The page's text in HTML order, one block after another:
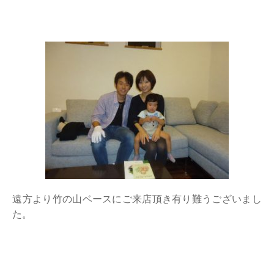
遠方より竹の山ベースにご来店頂き有り難うございまし
た。